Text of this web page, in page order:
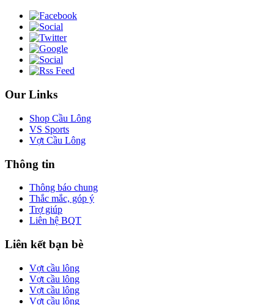
Our Links
Shop Cầu Lông
VS Sports
Vợt Cầu Lông
Thông tin
Thông báo chung
Thắc mắc, góp ý
Trợ giúp
Liên hệ BQT
Liên kết bạn bè
Vợt cầu lông
Vợt cầu lông
Vợt cầu lông
Vợt cầu lông